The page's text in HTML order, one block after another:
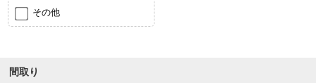
その他
間取り